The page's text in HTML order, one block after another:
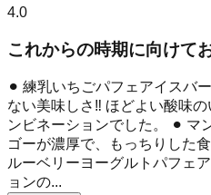
4.0
これからの時期に向けて
⚫︎ 練乳いちごパフェアイスバ
ない美味しさ‼︎ ほどよい酸味
ンビネーションでした。 ⚫︎ マ
ゴーが濃厚で、もっちりした
ルーベリーヨーグルトパフェ
ョンの...